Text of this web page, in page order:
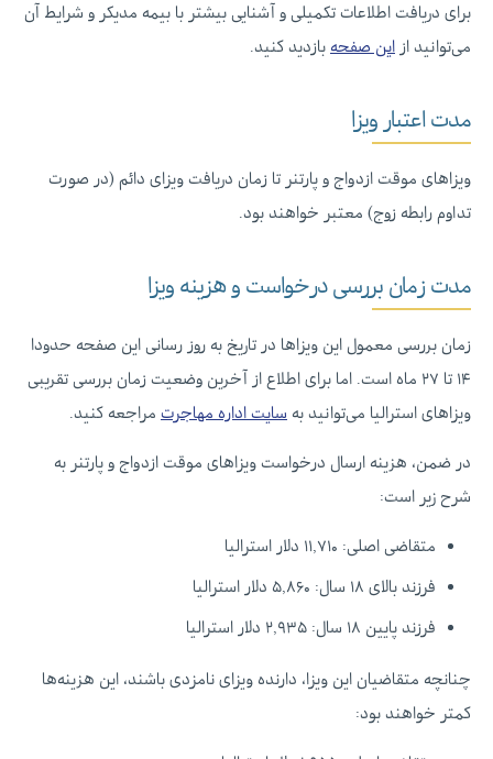
برای دریافت اطلاعات تکمیلی و آشنایی بیشتر با بیمه مدیکر و شرایط آن
می‌توانید از این صفحه بازدید کنید.
مدت اعتبار ویزا
ویزاهای موقت ازدواج و پارتنر تا زمان دریافت ویزای دائم (در صورت
تداوم رابطه زوج) معتبر خواهند بود.
مدت زمان بررسی درخواست و هزینه ویزا
زمان بررسی معمول این ویزاها در تاریخ به روز رسانی این صفحه حدودا
۱۴ تا ۲۷ ماه است. اما برای اطلاع از آخرین وضعیت زمان بررسی تقریبی
ویزاهای استرالیا می‌توانید به سایت اداره مهاجرت مراجعه کنید.
در ضمن، هزینه ارسال درخواست ویزاهای موقت ازدواج و پارتنر به
شرح زیر است:‌
متقاضی اصلی: ۱۱,۷۱۰ دلار استرالیا
فرزند بالای ۱۸ سال: ۵,۸۶۰ دلار استرالیا
فرزند پایین ۱۸ سال: ۲,۹۳۵ دلار استرالیا
چنانچه متقاضیان این ویزا، دارنده ویزای نامزدی باشند، این هزینه‌ها
کمتر خواهند بود: